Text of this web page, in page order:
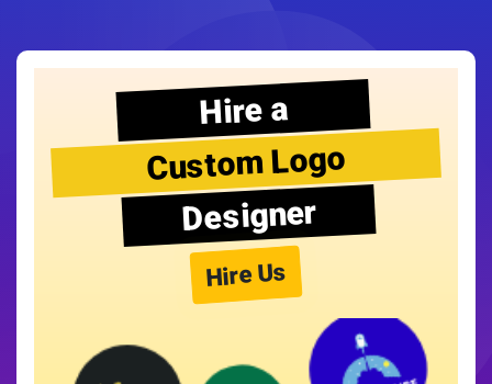
Hire a
Custom Logo
Designer
Hire Us